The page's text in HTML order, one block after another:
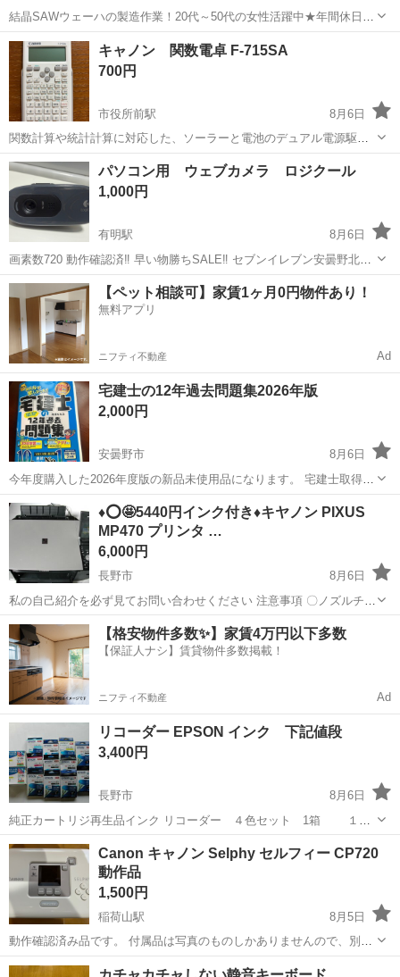
結晶SAWウェーハの製造作業！20代～50代の女性活躍中★年間休日
120日＆土日祝休み！クリーンルーム内でのお仕事！日払い制度利用可
◎正社員登用制度あり！マイカー通勤可！《山梨県中巨摩郡昭和町》
人気の工場のお仕事 ◇結晶...
山梨 国母駅
キャノン 関数電卓 F-715SA
700円
市役所前駅
8月6日
関数計算や統計計算に対応した、ソーラーと電池のデュアル電源駆動
の関数電卓です。 - メーカー: Canon - モデル: F-715SA - 電源: ソーラ
ーセル・ボタン電池(LR44) 平日は18時以降、土日祝日はご相...
長野 長野市 市役所前駅 周辺機器
パソコン用 ウェブカメラ ロジクール
1,000円
有明駅
8月6日
画素数720 動作確認済‼️ 早い物勝ちSALE‼️ セブンイレブン安曇野北穂
高店で待ち合わせです。
長野 安曇野市 有明駅 周辺機器
【ペット相談可】家賃1ヶ月0円物件あり！
無料アプリ
ニフティ不動産 Ad
宅建士の12年過去問題集2026年版
2,000円
安曇野市
8月6日
今年度購入した2026年度版の新品未使用品になります。 宅建士取得に
向け1番売れている過去問題集です。 近くまで直前取りに来られる方
にお譲りします。 ✴︎⭐︎安曇野市豊科になります。⭐︎✴︎
長野 安曇野市 PCパーツ
♦️⭕🤩5440円インク付き♦️キヤノン PIXUS
MP470 プリンタ …
6,000円
長野市
8月6日
私の自己紹介を必ず見てお問い合わせください 注意事項 〇ノズルチェ
ックは、インクが少ない為、きれいに印刷されません 印刷ヘッド付
きのインクカートリッジです、交換すれば、印刷は正常にできます
他でインクを売ってい...
長野 長野市 プリンター インク
【格安物件多数✨】家賃4万円以下多数
【保証人ナシ】賃貸物件多数掲載！
ニフティ不動産 Ad
リコーダー EPSON インク 下記値段
3,400円
長野市
8月6日
純正カートリジ再生品インク リコーダー ４色セット 1箱 １
箱 約 3400円 1800円 純正インク 黒 増量 ブラックL 6個
１個 約 2000円 1100円 ６個まで ...
長野 長野市 プリンター
Canon キャノン Selphy セルフィー CP720
動作品
1,500円
稲荷山駅
8月5日
動作確認済み品です。 付属品は写真のものしかありませんので、別
途、ACアダプター、インク、用紙をご用意ください。 写真2枚目のよ
長野 千曲市 プリンター キャノン